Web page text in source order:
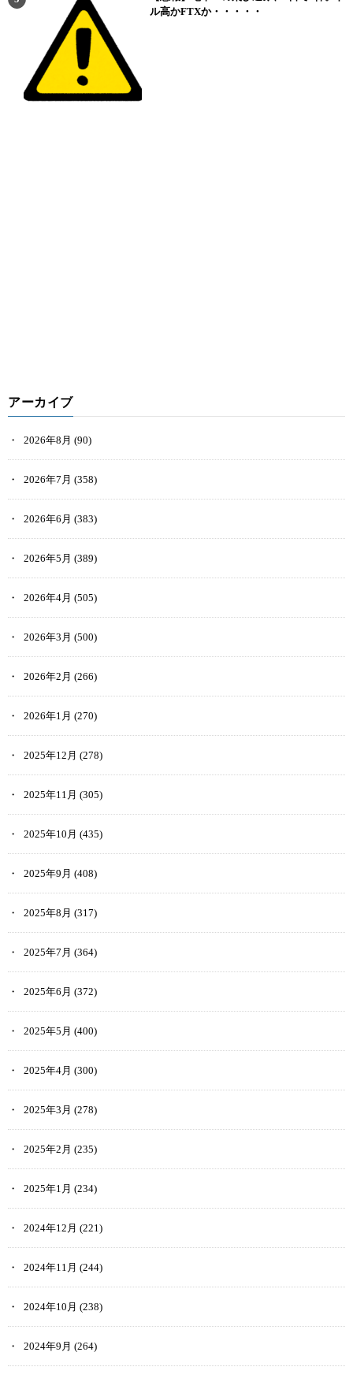
ル高かFTXか・・・・・
アーカイブ
2026年8月 (90)
2026年7月 (358)
2026年6月 (383)
2026年5月 (389)
2026年4月 (505)
2026年3月 (500)
2026年2月 (266)
2026年1月 (270)
2025年12月 (278)
2025年11月 (305)
2025年10月 (435)
2025年9月 (408)
2025年8月 (317)
2025年7月 (364)
2025年6月 (372)
2025年5月 (400)
2025年4月 (300)
2025年3月 (278)
2025年2月 (235)
2025年1月 (234)
2024年12月 (221)
2024年11月 (244)
2024年10月 (238)
2024年9月 (264)